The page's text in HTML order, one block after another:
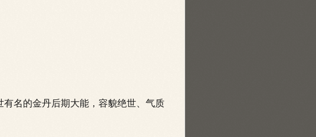
名的金丹后期大能，容貌绝世、气质